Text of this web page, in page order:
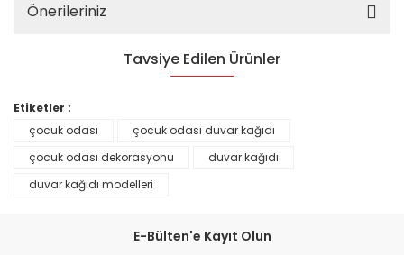
Önerileriniz
Tavsiye Edilen Ürünler
Etiketler :
çocuk odası
çocuk odası duvar kağıdı
çocuk odası dekorasyonu
duvar kağıdı
duvar kağıdı modelleri
E-Bülten'e Kayıt Olun